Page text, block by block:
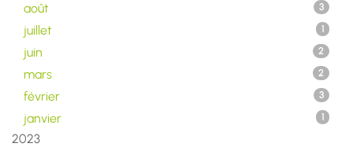
août 3
juillet 1
juin 2
mars 2
février 3
janvier 1
2023